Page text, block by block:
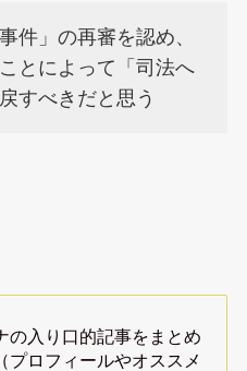
件」の再審を認め、
とによって「司法へ
すべきだと思う
の入り口的記事をまとめ
プロフィールやオススメ